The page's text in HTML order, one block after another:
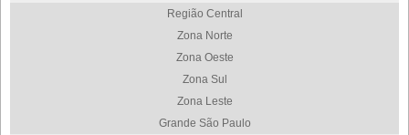
Região Central
Zona Norte
Zona Oeste
Zona Sul
Zona Leste
Grande São Paulo